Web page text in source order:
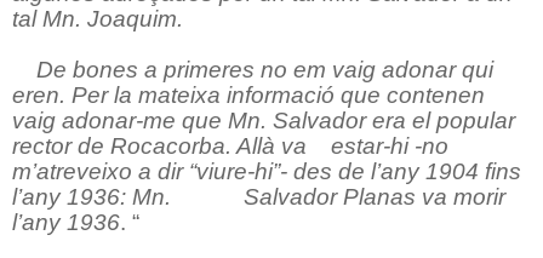
tal Mn. Joaquim.
De bones a primeres no em vaig adonar qui
eren. Per la mateixa informació que contenen
vaig adonar-me que Mn. Salvador era el popular
rector de Rocacorba. Allà va
estar-hi -no
m’atreveixo a dir “viure-hi”- des de l’any 1904 fins
l’any 1936: Mn.
Salvador Planas va morir
l’any 1936. “